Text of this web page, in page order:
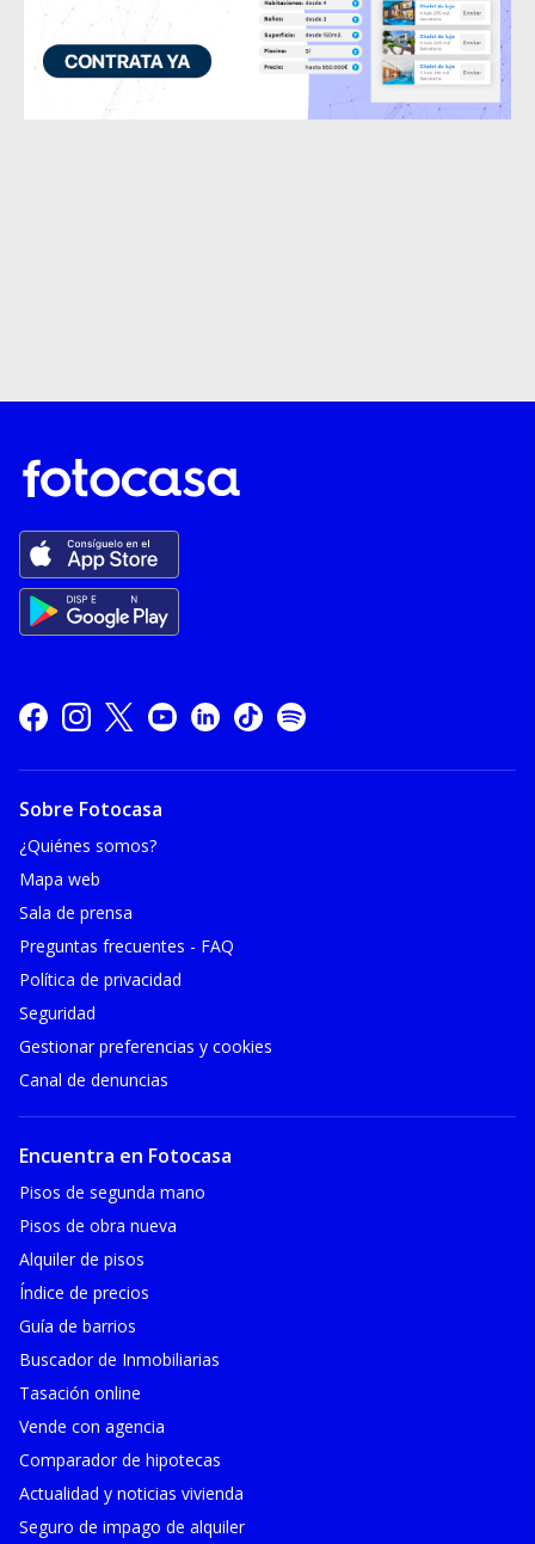
Sobre Fotocasa
¿Quiénes somos?
Mapa web
Sala de prensa
Preguntas frecuentes - FAQ
Política de privacidad
Seguridad
Gestionar preferencias y cookies
Canal de denuncias
Encuentra en Fotocasa
Pisos de segunda mano
Pisos de obra nueva
Alquiler de pisos
Índice de precios
Guía de barrios
Buscador de Inmobiliarias
Tasación online
Vende con agencia
Comparador de hipotecas
Actualidad y noticias vivienda
Seguro de impago de alquiler